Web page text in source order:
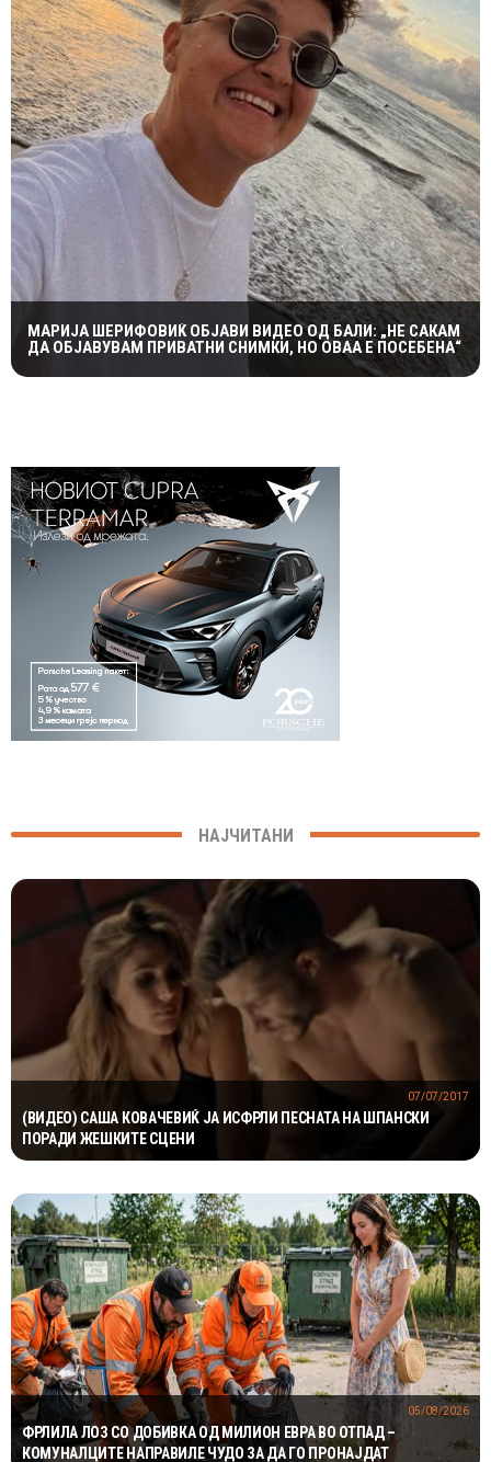
МАРИЈА ШЕРИФОВИЌ ОБЈАВИ ВИДЕО ОД БАЛИ: „НЕ САКАМ
ДА ОБЈАВУВАМ ПРИВАТНИ СНИМКИ, НО ОВАА Е ПОСЕБЕНА“
НАЈЧИТАНИ
(ВИДЕО) САША КОВАЧЕВИЌ ЈА ИСФРЛИ ПЕСНАТА НА ШПАНСКИ
ПОРАДИ ЖЕШКИТЕ СЦЕНИ
07/07/2017
ФРЛИЛА ЛОЗ СО ДОБИВКА ОД МИЛИОН ЕВРА ВО ОТПАД –
КОМУНАЛЦИТЕ НАПРАВИЛЕ ЧУДО ЗА ДА ГО ПРОНАЈДАТ
05/08/2026